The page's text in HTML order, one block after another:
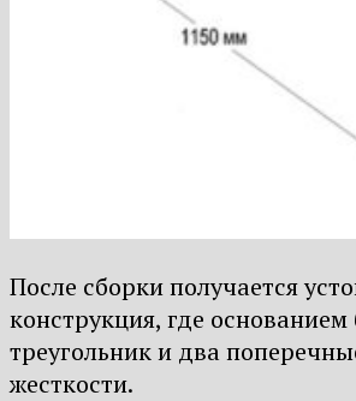
После сборки получается
конструкция, где основанием
треугольник и два
жесткости.